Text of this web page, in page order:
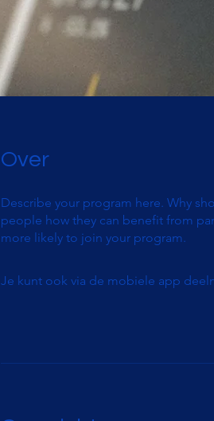
Over
Describe your program here. Why
people how they can benefit from
more likely to join your program.
Je kunt ook via de mobiele app